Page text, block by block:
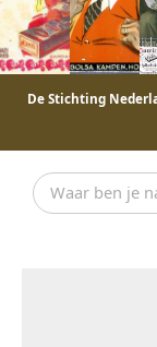
De Stichting